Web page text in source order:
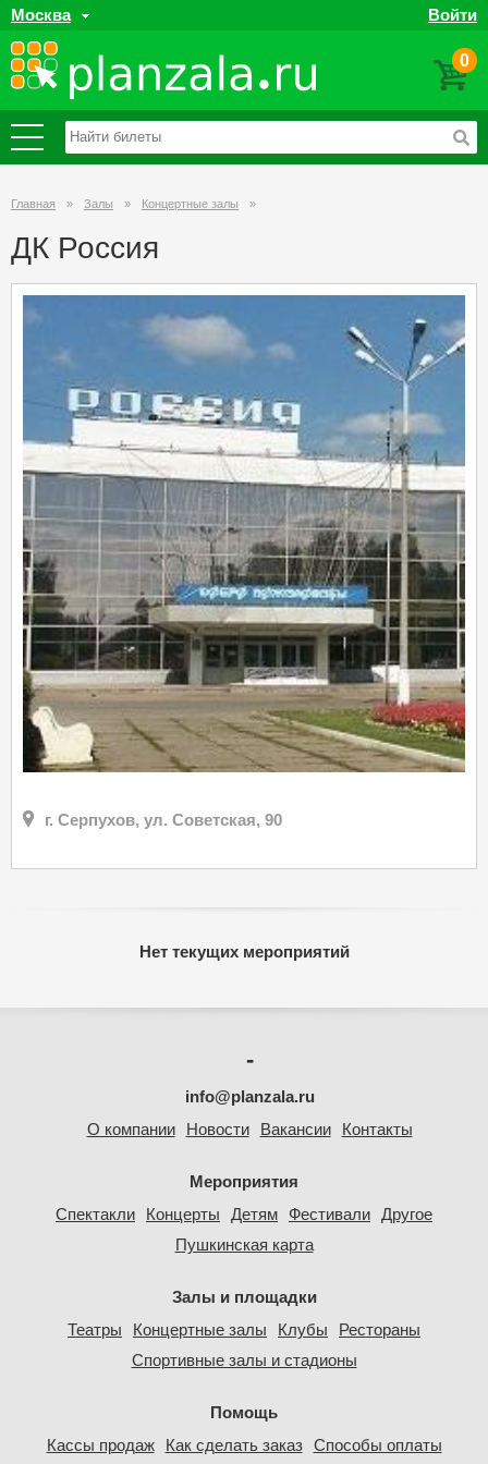
Москва Войти
0
Главная » Залы » Концертные залы »
ДК Россия
г. Серпухов, ул. Советская, 90
Нет текущих мероприятий
Мероприятия
Спектакли
Концерты Детям Фестивали Другое
Пушкинская карта
Залы и площадки
Театры
Концертные залы Клубы
Рестораны
Спортивные залы и стадионы
Помощь
Кассы продаж
Как сделать заказ Способы оплаты
-
info@planzala.ru
О компании
Новости Вакансии Контакты